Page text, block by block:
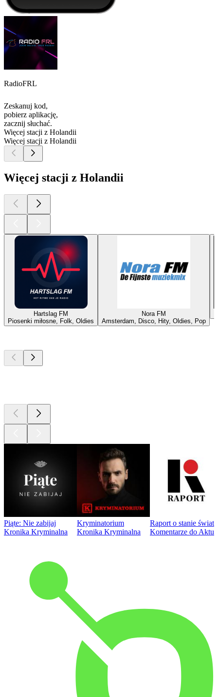
RadioFRL
Zeskanuj kod,
pobierz aplikację,
zacznij słuchać.
Więcej stacji z Holandii
Więcej stacji z Holandii
Więcej stacji z Holandii
Hartslag FM
Piosenki miłosne, Folk, Oldies
Nora FM
Amsterdam, Disco, Hity, Oldies, Pop
Piąte: Nie zabijaj
Kronika Kryminalna
Kryminatorium
Kronika Kryminalna
Raport o stanie
Komentarze do